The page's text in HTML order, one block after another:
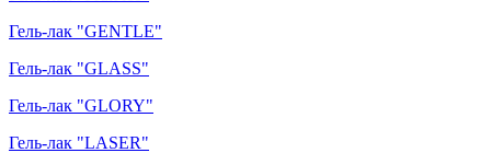
Гель-лак "GENTLE"
Гель-лак "GLASS"
Гель-лак "GLORY"
Гель-лак "LASER"